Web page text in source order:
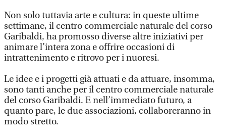
Non solo tuttavia arte e cultura: in queste ultime
settimane, il centro commerciale naturale del corso
Garibaldi, ha promosso diverse altre iniziativi per
animare l’intera zona e offrire occasioni di
intrattenimento e ritrovo per i nuoresi.
Le idee e i progetti già attuati e da attuare, insomma,
sono tanti anche per il centro commerciale naturale
del corso Garibaldi. E nell’immediato futuro, a
quanto pare, le due associazioni, collaboreranno in
modo stretto.